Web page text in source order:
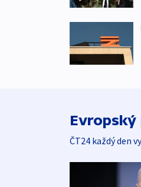
Evropský
ČT24 každý den